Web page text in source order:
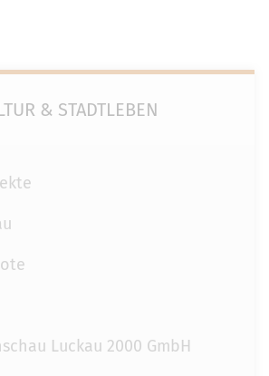
& STADTLEBEN
Luckau 2000 GmbH